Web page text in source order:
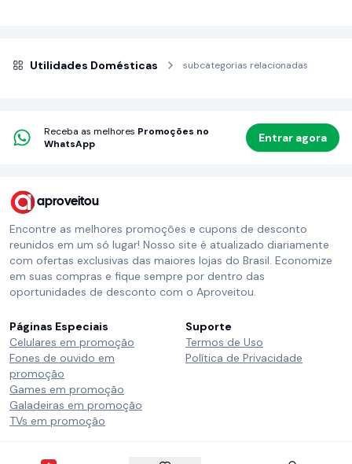
Utilidades Domésticas subcategorias relacionadas
Receba as melhores Promoções no
WhatsApp
Entrar agora
aproveitou
Encontre as melhores promoções e cupons de desconto
reunidos em um só lugar! Nosso site é atualizado diariamente
com ofertas exclusivas das maiores lojas do Brasil. Economize
em suas compras e fique sempre por dentro das
oportunidades de desconto com o Aproveitou.
Páginas Especiais
Celulares em promoção
Fones de ouvido em
promoção
Games em promoção
Galadeiras em promoção
TVs em promoção
Suporte
Termos de Uso
Política de Privacidade